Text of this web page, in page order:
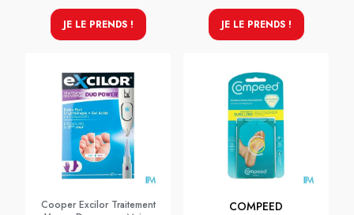
JE LE PRENDS ! JE LE PRENDS !
Cooper Excilor Traitement
COMPEED